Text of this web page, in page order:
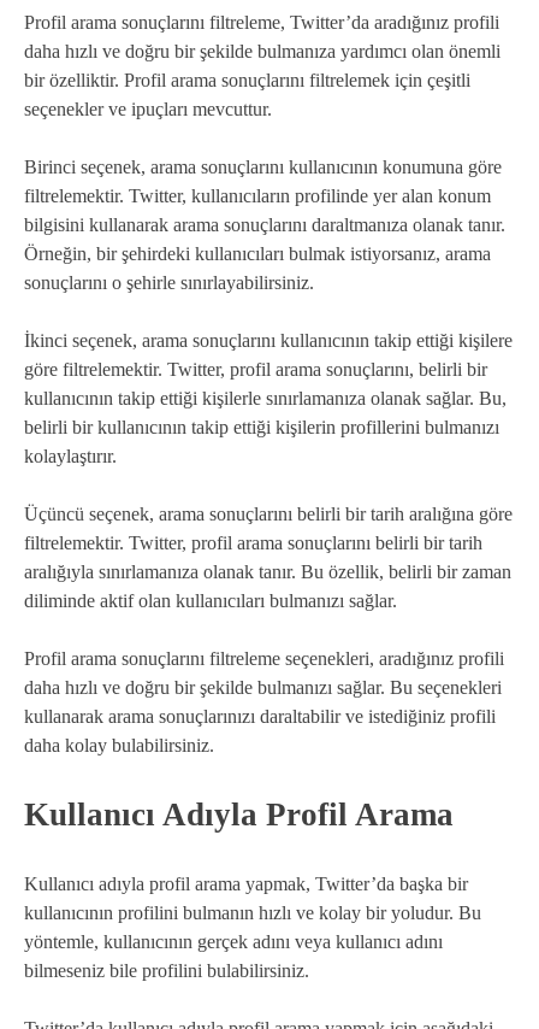
Profil arama sonuçlarını filtreleme, Twitter’da aradığınız profili
daha hızlı ve doğru bir şekilde bulmanıza yardımcı olan önemli
bir özelliktir. Profil arama sonuçlarını filtrelemek için çeşitli
seçenekler ve ipuçları mevcuttur.
Birinci seçenek, arama sonuçlarını kullanıcının konumuna göre
filtrelemektir. Twitter, kullanıcıların profilinde yer alan konum
bilgisini kullanarak arama sonuçlarını daraltmanıza olanak tanır.
Örneğin, bir şehirdeki kullanıcıları bulmak istiyorsanız, arama
sonuçlarını o şehirle sınırlayabilirsiniz.
İkinci seçenek, arama sonuçlarını kullanıcının takip ettiği kişilere
göre filtrelemektir. Twitter, profil arama sonuçlarını, belirli bir
kullanıcının takip ettiği kişilerle sınırlamanıza olanak sağlar. Bu,
belirli bir kullanıcının takip ettiği kişilerin profillerini bulmanızı
kolaylaştırır.
Üçüncü seçenek, arama sonuçlarını belirli bir tarih aralığına göre
filtrelemektir. Twitter, profil arama sonuçlarını belirli bir tarih
aralığıyla sınırlamanıza olanak tanır. Bu özellik, belirli bir zaman
diliminde aktif olan kullanıcıları bulmanızı sağlar.
Profil arama sonuçlarını filtreleme seçenekleri, aradığınız profili
daha hızlı ve doğru bir şekilde bulmanızı sağlar. Bu seçenekleri
kullanarak arama sonuçlarınızı daraltabilir ve istediğiniz profili
daha kolay bulabilirsiniz.
Kullanıcı Adıyla Profil Arama
Kullanıcı adıyla profil arama yapmak, Twitter’da başka bir
kullanıcının profilini bulmanın hızlı ve kolay bir yoludur. Bu
yöntemle, kullanıcının gerçek adını veya kullanıcı adını
bilmeseniz bile profilini bulabilirsiniz.